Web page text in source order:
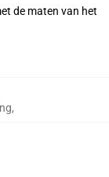
de maten van het
,